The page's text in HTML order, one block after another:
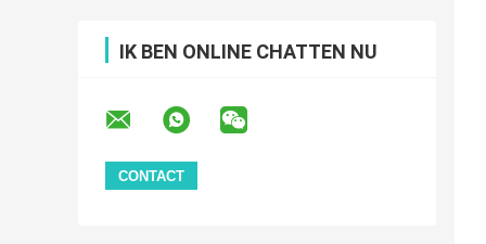
IK BEN ONLINE CHATTEN NU